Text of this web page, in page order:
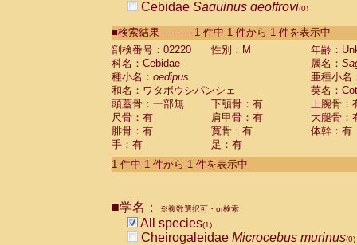
Cebidae Saguinus geoffroyi(0)
CebidaeSaguinus labiatus(0)
Cebidae Saguinus leucopus (0)
Cebidae
Cebidae
CebidaeSaguinus nigricollis (0)
Cebidae Saguinus oedipus
Cebidae Saguinus weddelli
Cebidae Saguinusspp.
Cebidae Aotus trivirgatus
Cebidae Cebus albifrons
CebidaeCebus nigrivittatus
CebidaeCebus
CebidaeSaimiri boliviensis(0)
■検索結果-----------1 件中 1 件から 1 件を表示中
剖検番号：02220
性別：M
年齢：
科名：Cebidae
属名：
種小名： oedipus
亜種小名
和名：ワタボウシパンシェ
英名：
頭蓋骨：一部無
下顎骨：有
上腕骨：
尺骨：有
肩甲骨：有
大腿骨：
腓骨：有
寛骨：有
体幹：有
手：有
足：有
1 件中 1 件から 1 件を表示中
■学名： ※複数選択可・or検索
All species(1)
Cheirogaleidae Microcebus murinus(0)